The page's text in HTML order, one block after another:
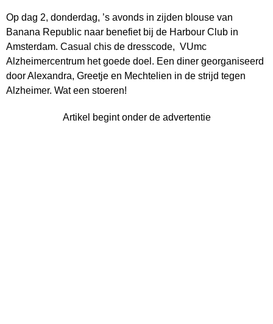
Op dag 2, donderdag, ’s avonds in zijden blouse van
Banana Republic naar benefiet bij de Harbour Club in
Amsterdam. Casual chis de dresscode, VUmc
Alzheimercentrum het goede doel. Een diner georganiseerd
door Alexandra, Greetje en Mechtelien in de strijd tegen
Alzheimer. Wat een stoeren!
Artikel begint onder de advertentie